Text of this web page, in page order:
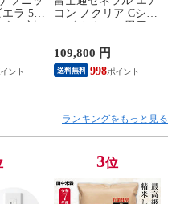
ラ 55
【配
し 軒
規取扱
コン ノクリア Cシリ
ル【配送のみ 設置な
し 軒先渡し】 AS-
C565S2-W
109,800 円
送料無料 998
ランキングをもっと見る
3位